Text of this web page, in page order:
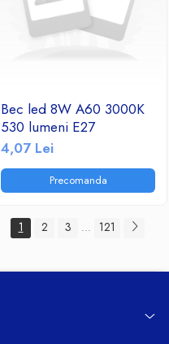
Bec led 8W A60 3000K
530 lumeni E27
4,07 Lei
Precomanda
1 2 3 ... 121